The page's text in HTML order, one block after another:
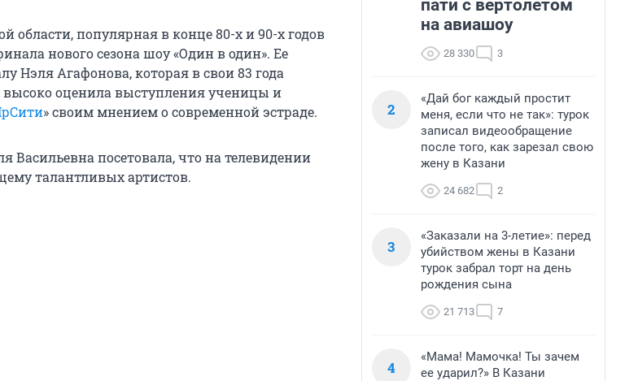
области, популярная в конце 80-х и 90-х годов
нового сезона шоу «Один в один». Ее
Нэля Агафонова, которая в свои 83 года
высоко оценила выступления ученицы и
» своим мнением о современной эстраде.
Васильевна посетовала, что на телевидении
талантливых артистов.
пати с вертолетом
на авиашоу
28 330 3
2
«Дай бог каждый простит
меня, если что не так»: турок
записал видеообращение
после того, как зарезал свою
жену в Казани
24 682 2
3
«Заказали на 3-летие»: перед
убийством жены в Казани
турок забрал торт на день
рождения сына
21 713 7
4
«Мама! Мамочка! Ты зачем
ее ударил?» В Казани